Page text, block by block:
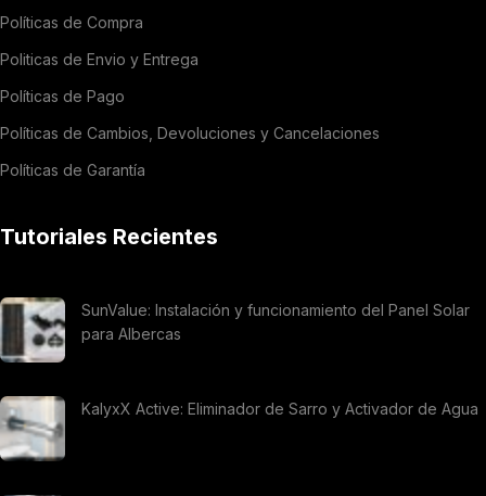
Políticas de Compra
Politicas de Envio y Entrega
Políticas de Pago
Políticas de Cambios, Devoluciones y Cancelaciones
Políticas de Garantía
Tutoriales Recientes
SunValue: Instalación y funcionamiento del Panel Solar
para Albercas
KalyxX Active: Eliminador de Sarro y Activador de Agua